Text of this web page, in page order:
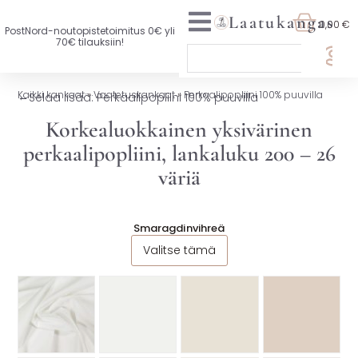
PostNord-noutopistetoimitus 0€ yli
70€ tilauksiin!
UUTTA VALIKOIMASSA
KAIKKI KANKAAT
SISUSTUSKANKAAT
LISENSOIDUT KANKAAT
KANKAAT A-Ö
Laatukangas0,00 €
Kaikki kankaat»Vaatetuskankaat» Perkaalipopliini 100% puuvilla
←Selaa lisää: Perkaalipopliini 100% puuvilla
Korkealuokkainen yksivärinen
perkaalipopliini, lankaluku 200 – 26
väriä
Smaragdinvihreä
Valitse tämä